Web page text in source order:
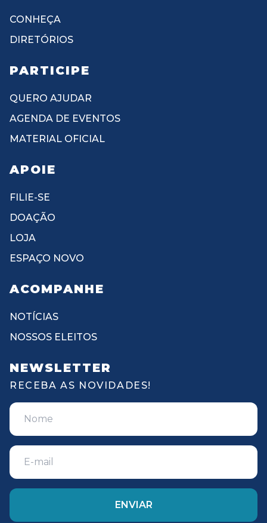
CONHEÇA
DIRETÓRIOS
PARTICIPE
QUERO AJUDAR
AGENDA DE EVENTOS
MATERIAL OFICIAL
APOIE
FILIE-SE
DOAÇÃO
LOJA
ESPAÇO NOVO
ACOMPANHE
NOTÍCIAS
NOSSOS ELEITOS
NEWSLETTER
RECEBA AS NOVIDADES!